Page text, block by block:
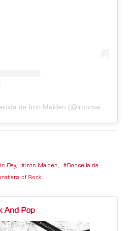
Day, Iron Maiden, Doncella de
of Rock,
And Pop